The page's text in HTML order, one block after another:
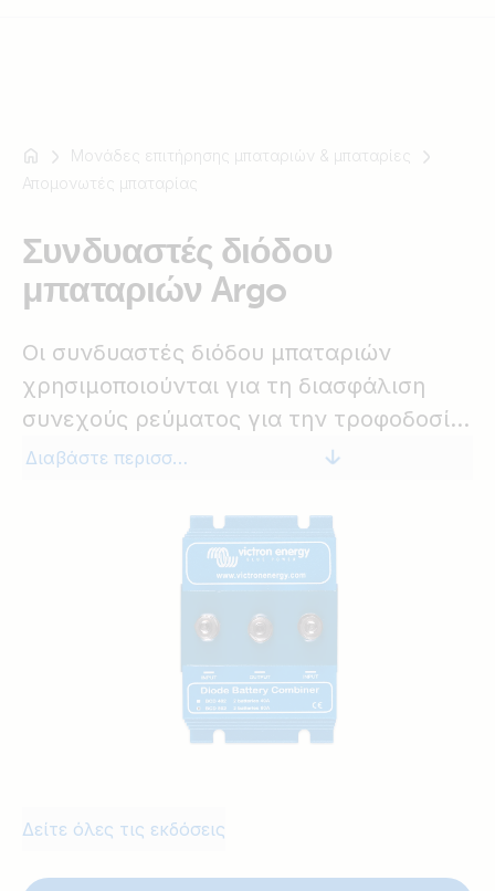
παράδειγμα
Multiplus-
Orion
SmartShunt
Μονάδες επιτήρησης μπαταριών & μπαταρίες
Απομονωτές μπαταρίας
Συνδυαστές διόδου
μπαταριών Argo
Οι συνδυαστές διόδου μπαταριών
χρησιμοποιούνται για τη διασφάλιση
συνεχούς ρεύματος για την τροφοδοσία
σημαντικού εξοπλισμού, όπως για
ελέγχου μηχανής. Με τον συνδυαστή
διόδου μπαταριών μπορούν να
χρησιμοποιηθούν δύο ή περισσότερες
πηγές συνεχόμενου ρεύματος σε
παράλληλη διάταξη για την τροφοδοσία
κρίσιμου φορτίου αποστολής. Σε
περίπτωση βλάβης της μίας πηγής, δεν
θα διακοπεί η τροφοδοσία κρίσιμου
Διαβάστε περισσότερα
Δείτε όλες τις εκδόσεις